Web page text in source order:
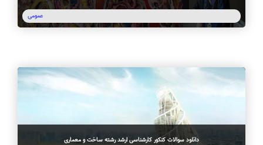
عمومی
دانلود سوالات کنکور کارشناسی ارشد رشته ساخت و معماری